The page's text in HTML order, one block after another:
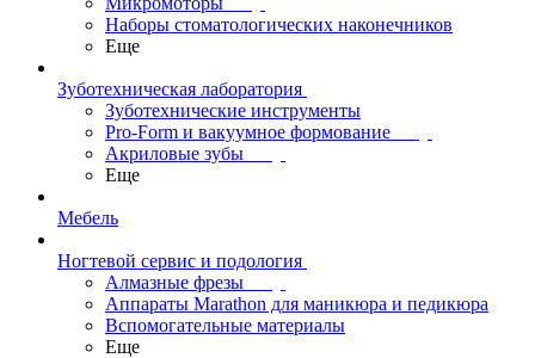
Наборы стоматологических наконечников
Еще
Зуботехническая лаборатория
Зуботехнические инструменты
Pro-Form и вакуумное формование
Акриловые зубы
Еще
Мебель
Ногтевой сервис и подология
Алмазные фрезы
Аппараты Marathon для маникюра и педикюра
Вспомогательные материалы
Еще